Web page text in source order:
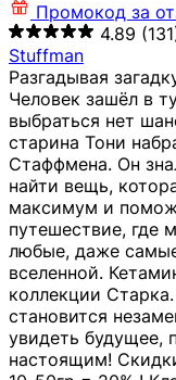
Промокод за
4.89
Stuffman
Разгадывая
Человек зашёл в
выбраться нет
старина Тони
Стаффмена. Он
найти вещь,
максимум и
путешествие, где
любые, даже
вселенной.
коллекции
становится
увидеть будущее,
настоящим!